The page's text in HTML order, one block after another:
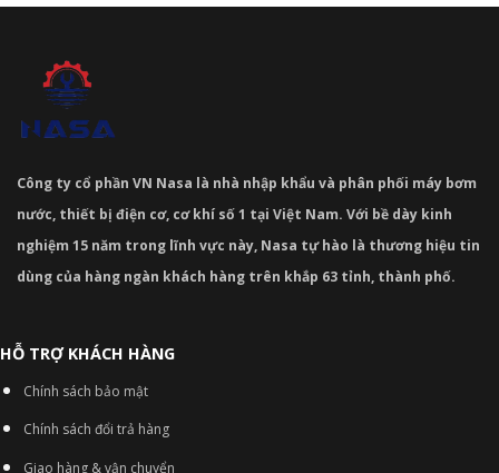
Công ty cổ phần VN Nasa là nhà nhập khẩu và phân phối máy bơm
nước, thiết bị điện cơ, cơ khí số 1 tại Việt Nam. Với bề dày kinh
nghiệm 15 năm trong lĩnh vực này, Nasa tự hào là thương hiệu tin
dùng của hàng ngàn khách hàng trên khắp 63 tỉnh, thành phố.
HỖ TRỢ KHÁCH HÀNG
Chính sách bảo mật
Chính sách đổi trả hàng
Giao hàng & vận chuyển